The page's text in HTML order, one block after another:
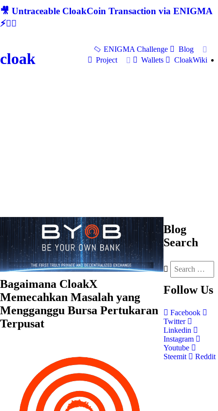
🎥 Untraceable CloakCoin Transaction via ENIGMA
⚡🕵‍♂
cloak
ENIGMA Challenge
Blog
Project
Wallets CloakWiki
Bagaimana CloakX
Memecahkan Masalah yang
Mengganggu Bursa Pertukaran
Terpusat
Blog
Search
Follow Us
Facebook
Twitter
Linkedin
Instagram
Youtube
Steemit
Reddit